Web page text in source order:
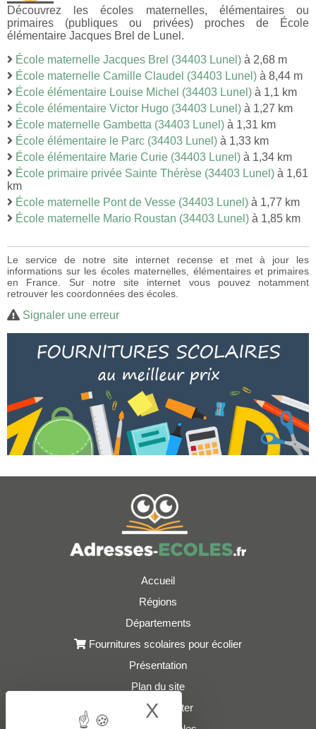
Découvrez les écoles maternelles, élémentaires ou
primaires (publiques ou privées) proches de École
élémentaire Jacques Brel de Lunel.
École maternelle Jacques Brel (34403 Lunel) à 2,68 m
École maternelle Camille Claudel (34403 Lunel) à 8,44 m
École élémentaire Louise Michel (34403 Lunel) à 1,1 km
École élémentaire Victor Hugo (34403 Lunel) à 1,27 km
École maternelle Gambetta (34403 Lunel) à 1,31 km
École élémentaire le Parc (34403 Lunel) à 1,33 km
École élémentaire Marie Curie (34403 Lunel) à 1,34 km
École primaire privée Sainte Thérèse (34403 Lunel) à 1,61
km
École maternelle Pont de Vesse (34403 Lunel) à 1,77 km
École maternelle Mario Roustan (34403 Lunel) à 1,85 km
Le service de notre site internet recense et met à jour les
informations sur les écoles maternelles, élémentaires et primaires
en France. Sur notre site internet vous pouvez notamment
retrouver les coordonnées des écoles.
Signaler une erreur
Accueil
Régions
Départements
Fournitures scolaires pour écolier
Présentation
Plan du site
Nous contacter
X Hide cookie